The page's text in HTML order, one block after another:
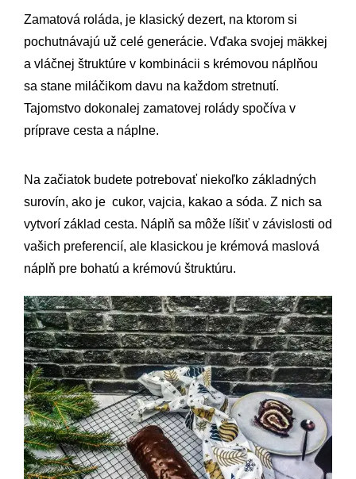
Zamatová roláda, je klasický dezert, na ktorom si
pochutnávajú už celé generácie. Vďaka svojej mäkkej
a vláčnej štruktúre v kombinácii s krémovou náplňou
sa stane miláčikom davu na každom stretnutí.
Tajomstvo dokonalej zamatovej rolády spočíva v
príprave cesta a náplne.
Na začiatok budete potrebovať niekoľko základných
surovín, ako je cukor, vajcia, kakao a sóda. Z nich sa
vytvorí základ cesta. Náplň sa môže líšiť v závislosti od
vašich preferencií, ale klasickou je krémová maslová
náplň pre bohatú a krémovú štruktúru.